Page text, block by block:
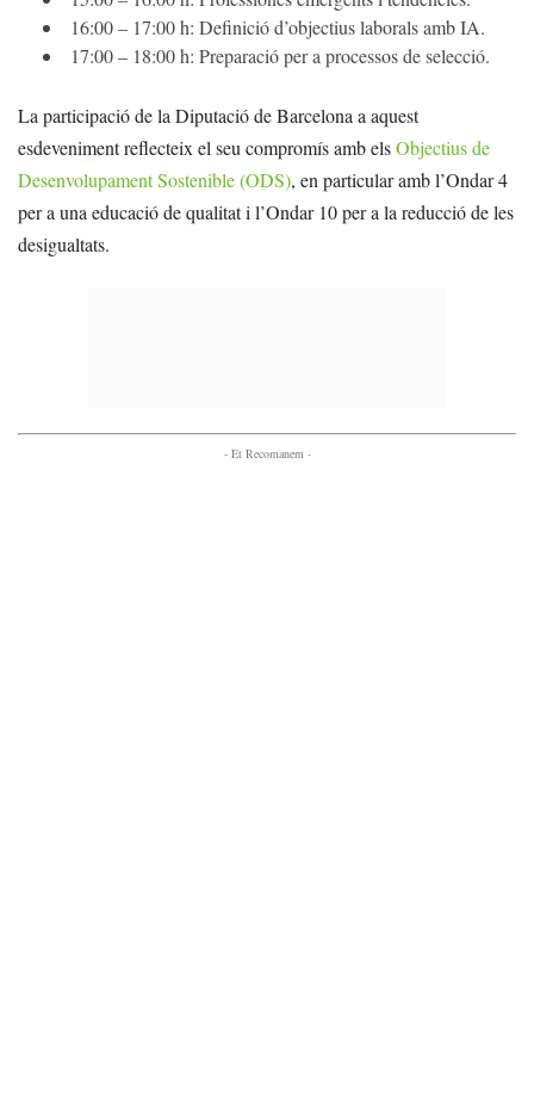
16:00 – 17:00 h: Definició d’objectius laborals amb IA.
17:00 – 18:00 h: Preparació per a processos de selecció.
La participació de la Diputació de Barcelona a aquest
esdeveniment reflecteix el seu compromís amb elsObjectius de
Desenvolupament Sostenible (ODS), en particular amb l’Ondar 4
per a una educació de qualitat i l’Ondar 10 per a la reducció de les
desigualtats.
- Et Recomanem -